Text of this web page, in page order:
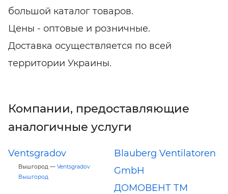
большой каталог товаров.
Цены - оптовые и розничные.
Доставка осуществляется по всей
территории Украины.
Компании, предоставляющие
аналогичные услуги
Ventsgradov
Вышгород — Ventsgradov
Вышгород
Blauberg Ventilatoren
GmbH
ДОМОВЕНТ ТМ